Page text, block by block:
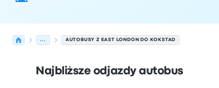
... AUTOBUSY Z EAST LONDON DO KOKSTAD
Najbliższe odjazdy autobus